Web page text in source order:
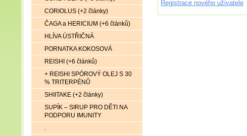
Registrace nového uživatele
CORIOLUS (+2 články)
ČAGA a HERICIUM (+6 článků)
HLÍVA ÚSTŘIČNÁ
PORNATKA KOKOSOVÁ
REISHI (+6 článků)
+ REISHI SPÓROVÝ OLEJ S 30
% TRITERPÉNŮ
SHIITAKE (+2 články)
SUPÍK – SIRUP PRO DĚTI NA
PODPORU IMUNITY
.